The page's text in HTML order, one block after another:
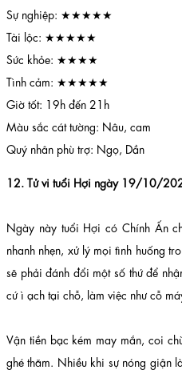
Sự nghiệp: ★★★★★
Tài lộc: ★★★★★
Sức khỏe: ★★★★
Tình cảm: ★★★★★
Giờ tốt: 19h đến 21h
Màu sắc cát tường: Nâu, cam
Quý nhân phù trợ: Ngọ, Dần
12. Tử vi tuổi Hợi ngày 19/10/
Ngày này tuổi Hợi có Chính Ấn
nhanh nhẹn, xử lý mọi tình huống
sẽ phải đánh đổi một số thứ để
cứ ì ạch tại chỗ, làm việc như cỗ
Vận tiền bạc kém may mắn, coi
ghé thăm. Nhiều khi sự nóng giận